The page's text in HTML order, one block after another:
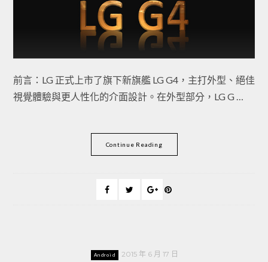
前言：LG 正式上市了旗下新旗艦 LG G4，主打外型、絕佳
視覺體驗與更人性化的介面設計。在外型部分，LG G …
Continue Reading
Android 2015 年 6 月 17 日